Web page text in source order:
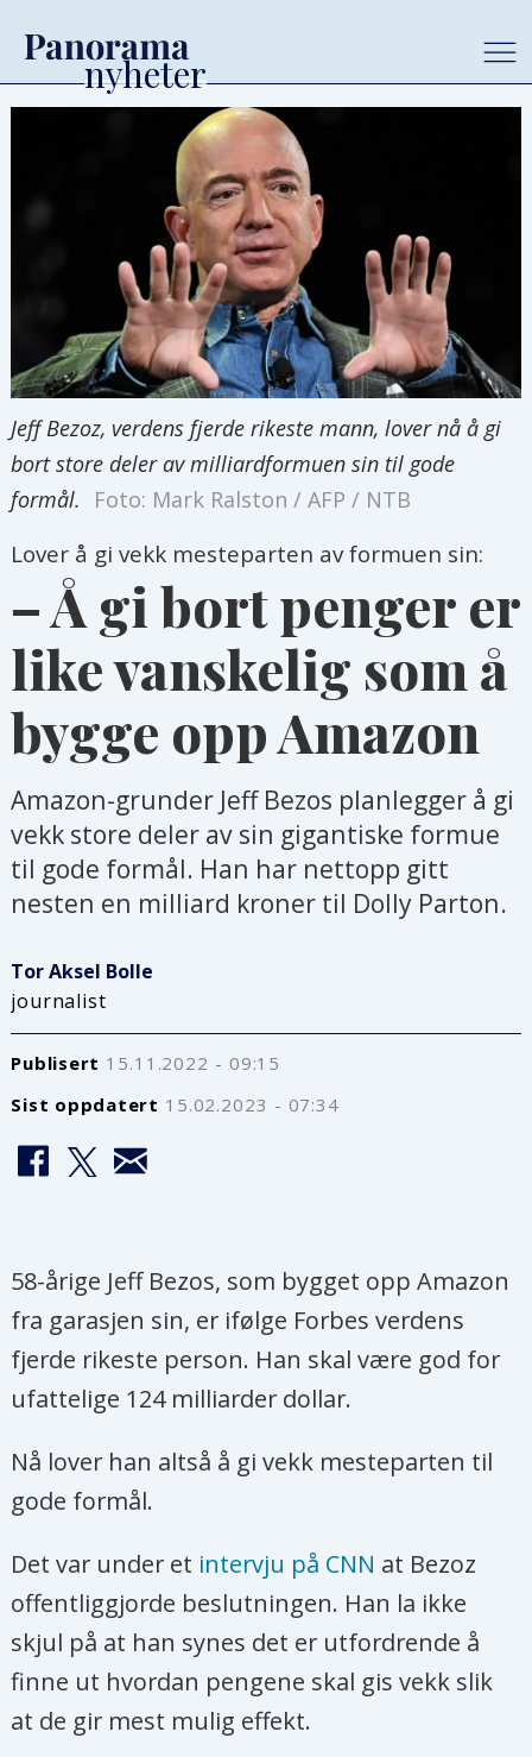
Jeff Bezoz, verdens fjerde rikeste mann, lover nå å gi
bort store deler av milliardformuen sin til gode
formål.
Foto: Mark Ralston / AFP / NTB
Lover å gi vekk mesteparten av formuen sin:
– Å gi bort penger er
like vanskelig som å
bygge opp Amazon
Amazon-grunder Jeff Bezos planlegger å gi
vekk store deler av sin gigantiske formue
til gode formål. Han har nettopp gitt
nesten en milliard kroner til Dolly Parton.
Tor Aksel Bolle
journalist
Publisert
15.11.2022 - 09:15
Sist oppdatert
15.02.2023 - 07:34
58-årige Jeff Bezos, som bygget opp Amazon
fra garasjen sin, er ifølge Forbes verdens
fjerde rikeste person. Han skal være god for
ufattelige 124 milliarder dollar.
Nå lover han altså å gi vekk mesteparten til
gode formål.
Det var under et intervju på CNN at Bezoz
offentliggjorde beslutningen. Han la ikke
skjul på at han synes det er utfordrende å
finne ut hvordan pengene skal gis vekk slik
at de gir mest mulig effekt.